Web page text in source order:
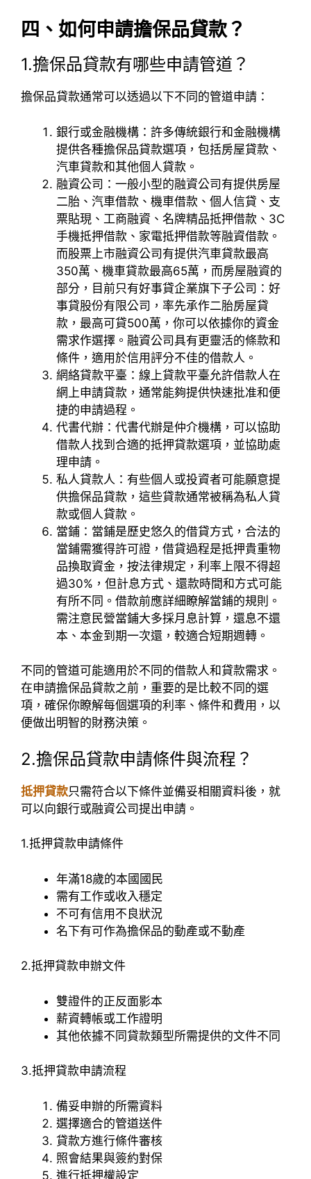
四、如何申請擔保品貸款？
1.擔保品貸款有哪些申請管道？
擔保品貸款通常可以透過以下不同的管道申請：
銀行或金融機構：許多傳統銀行和金融機構
提供各種擔保品貸款選項，包括房屋貸款、
汽車貸款和其他個人貸款。
融資公司：一般小型的融資公司有提供房屋
二胎、汽車借款、機車借款、個人信貸、支
票貼現、工商融資、名牌精品抵押借款、3C
手機抵押借款、家電抵押借款等融資借款。
而股票上市融資公司有提供汽車貸款最高
350萬、機車貸款最高65萬，而房屋融資的
部分，目前只有好事貸企業旗下子公司：好
事貸股份有限公司，率先承作二胎房屋貸
款，最高可貸500萬，你可以依據你的資金
需求作選擇。融資公司具有更靈活的條款和
條件，適用於信用評分不佳的借款人。
網絡貸款平臺：線上貸款平臺允許借款人在
網上申請貸款，通常能夠提供快速批准和便
捷的申請過程。
代書代辦：代書代辦是仲介機構，可以協助
借款人找到合適的抵押貸款選項，並協助處
理申請。
私人貸款人：有些個人或投資者可能願意提
供擔保品貸款，這些貸款通常被稱為私人貸
款或個人貸款。
當鋪：當鋪是歷史悠久的借貸方式，合法的
當鋪需獲得許可證，借貸過程是抵押貴重物
品換取資金，按法律規定，利率上限不得超
過30%，但計息方式、還款時間和方式可能
有所不同。借款前應詳細瞭解當鋪的規則。
需注意民營當鋪大多採月息計算，還息不還
本、本金到期一次還，較適合短期週轉。
不同的管道可能適用於不同的借款人和貸款需求。
在申請擔保品貸款之前，重要的是比較不同的選
項，確保你瞭解每個選項的利率、條件和費用，以
便做出明智的財務決策。
2.擔保品貸款申請條件與流程？
抵押貸款只需符合以下條件並備妥相關資料後，就
可以向銀行或融資公司提出申請。
1.抵押貸款申請條件
年滿18歲的本國國民
需有工作或收入穩定
不可有信用不良狀況
名下有可作為擔保品的動產或不動產
2.抵押貸款申辦文件
雙證件的正反面影本
薪資轉帳或工作證明
其他依據不同貸款類型所需提供的文件不同
3.抵押貸款申請流程
備妥申辦的所需資料
選擇適合的管道送件
貸款方進行條件審核
照會結果與簽約對保
進行抵押權設定